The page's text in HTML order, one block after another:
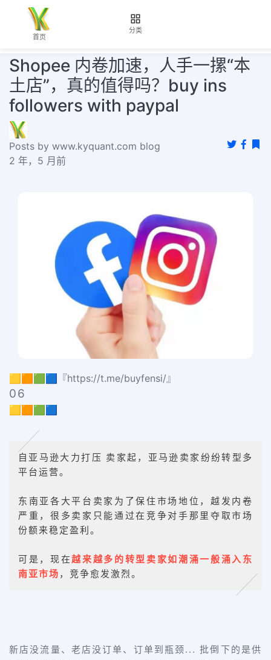
首页
分类
Shopee 内卷加速，人手一摞“本
土店”，真的值得吗？buy ins
followers with paypal
Posts by www.kyquant.com blog
2 年，5 月前
🟨🟧🟩🟦『https://t.me/buyfensi/』
06
🟨🟧🟩🟦
自 亚马逊大力打压 卖家起，亚马逊卖家纷纷转型多
平台运营。
东南亚各大平台卖家为了保住市场地位，越发内卷
严重，很多卖家只能通过在竞争对手那里夺取市场
份额来稳定盈利。
可是，现在越来越多的转型卖家如潮涌一般涌入东
南亚市场 ，竞争愈发激烈。
新店没流量、老店没订单、订单到瓶颈... 批倒下的是供